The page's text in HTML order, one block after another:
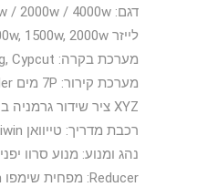
דגם: INJ1530-F-500w / 100w / 1500w / 2000w / 4000w
לייזר 500W, 1000w, 1500w, 2000w מקס, Raytool סיבים מקור לייזר
מערכת בקרה: au3tech, weihong, Cypcut
מערכת קירור: 7P מים Chiller
XYZ ציר שידור גרמניה בורג הילוכים הכדור
רכבת מדריך: טייוואן Hiwin מדריך הרכבת
נהג ומנוע: מנוע סרוו
Reducer: מפחית שימפו Japanפנים